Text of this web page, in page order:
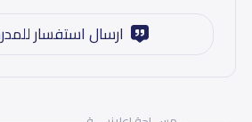
ارسال استفسار